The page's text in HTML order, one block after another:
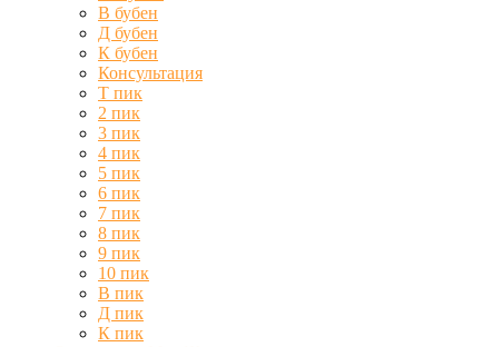
В бубен
Д бубен
К бубен
Консультация
Т пик
2 пик
3 пик
4 пик
5 пик
6 пик
7 пик
8 пик
9 пик
10 пик
В пик
Д пик
К пик